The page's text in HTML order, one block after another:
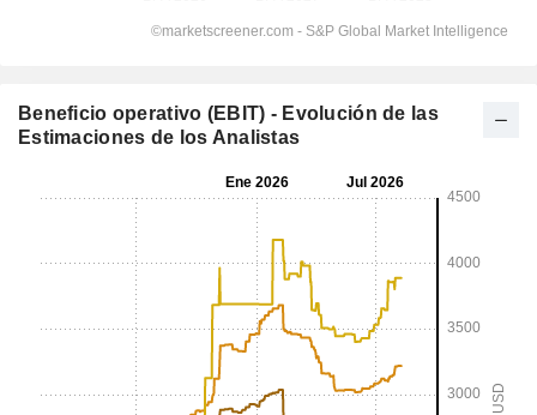
Beneficio operativo (EBIT) - Evolución de las
Estimaciones de los Analistas